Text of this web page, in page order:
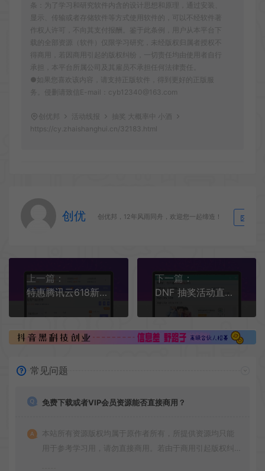
条：为了学习和研究软件内含的设计思想和原理，通过安装、
显示、传输或者存储软件等方式使用软件的，可以不经软件著
作权人许可，不向其支付报酬。鉴于此条例，用户从本平台下
载的全部资源（软件）仅限学习研究，未经版权归属者授权不
得商用，若因商用引起的版权纠纷，一切责任均由使用者自行
承担，本平台所属公司及其雇员不承担任何法律责任。
●如果您喜欢该内容，请支持正版软件，得到更好的正版服
务。侵删请致信E-mail：cyb12340@163.com
创优邦 活动线报
抽奖 大概率中 小酒
https://cy.zhaishanghui.cn/32183.html
创优 创优邦，12年风雨同舟，欢迎您一起缔造！
上一篇：
特惠腾讯云618新活动2核2G服务器一年28元
下一篇：
DNF 抽奖活动直接登录 填写账号地区 即可得黑钻15天
常见问题
免费下载或者VIP会员资源能否直接商用？
本站所有资源版权均属于原作者所有，所提供资源均只能
用于参考学习用，请勿直接商用。若由于商用引起版权纠